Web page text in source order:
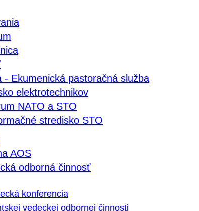
- Ekumenická pastoračná služba
elektrotechnikov
NATO a STO
stredisko STO
AOS
odborná činnosť
konferencia
vedeckej odbornej činnosti